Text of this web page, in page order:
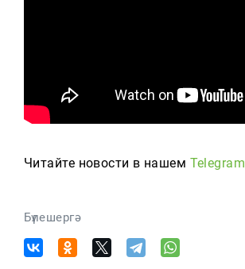
Читайте новости в нашем Telegram
Бүлешергә